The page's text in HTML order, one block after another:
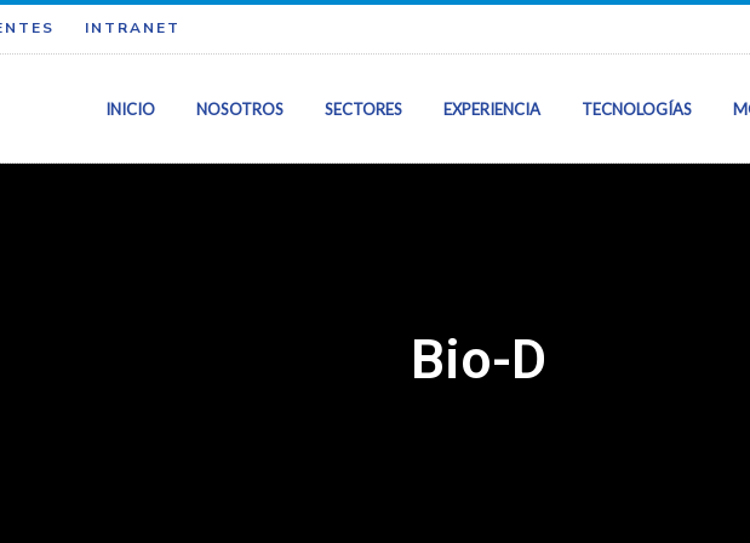
INTRANET
INICIO NOSOTROS SECTORES EXPERIENCIA TECNOLOGÍAS
Sectores
Bio-D